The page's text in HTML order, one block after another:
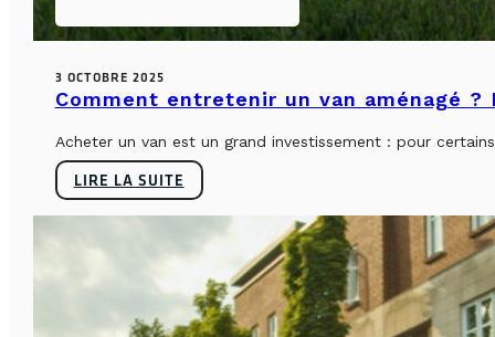
3 OCTOBRE 2025
Comment entretenir un van aménagé
Acheter un van est un grand investissement : pour
LIRE LA SUITE